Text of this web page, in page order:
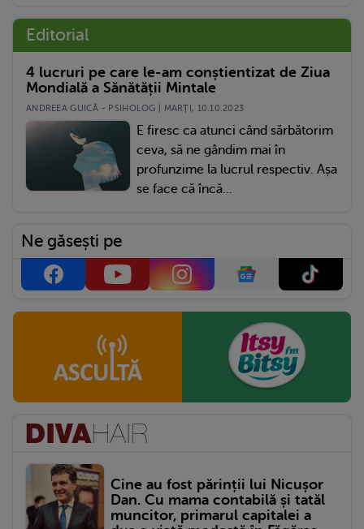
Editorial
4 lucruri pe care le-am conștientizat de Ziua
Mondială a Sănătății Mintale
ANDREEA GUICĂ - PSIHOLOG | MARŢI, 10.10.2023
E firesc ca atunci când sărbătorim
ceva, să ne gândim mai în
profunzime la lucrul respectiv. Așa
se face că încă...
Ne găsești pe
Cine au fost părinții lui Nicușor
Dan. Cu mama contabilă și tatăl
muncitor, primarul capitalei a